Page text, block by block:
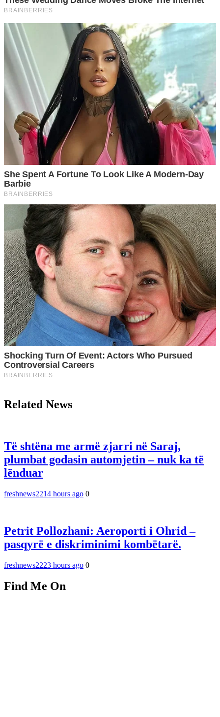
Related News
Të shtëna me armë zjarri në Saraj,
plumbat godasin automjetin – nuk ka të
lënduar
freshnews2214 hours ago 0
Petrit Pollozhani: Aeroporti i Ohrid –
pasqyrë e diskriminimi kombëtarë.
freshnews2223 hours ago 0
Find Me On